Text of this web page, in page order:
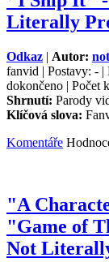
Literally
Odkaz | Autor:
fanvid | Postavy: - |
dokončeno | Počet
Shrnutí: Parody
Klíčová slova:
Komentáře
"A
"Game of
Not